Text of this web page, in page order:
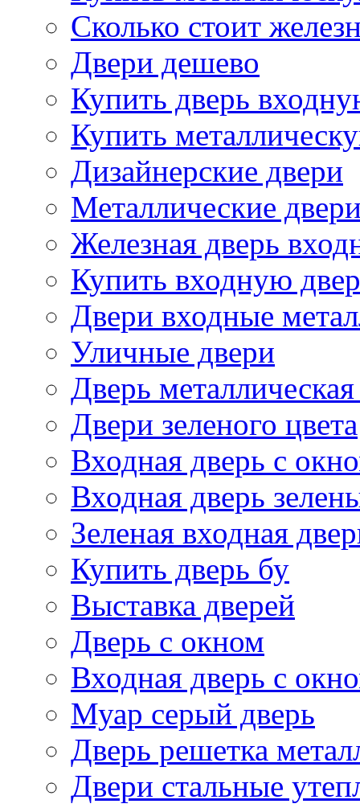
Сколько стоит
Двери дешево
Купить дверь
Купить
Дизайнерские двери
Металлические
Железная дверь
Купить входную
Двери входные
Уличные двери
Дверь металлическая
Двери зеленого цвета
Входная дверь с
Входная дверь
Зеленая входная
Купить дверь бу
Выставка дверей
Дверь с окном
Входная дверь с
Муар серый дверь
Дверь решетка
Двери стальные